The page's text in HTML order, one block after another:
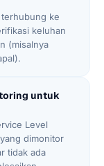
ke
keluhan
(misalnya
untuk
Level
dimonitor
tidak ada